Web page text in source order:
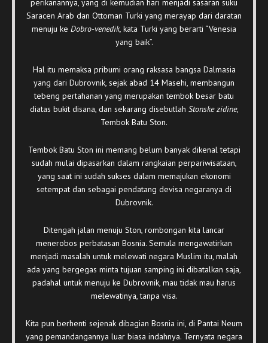
Saracen Arab dan Ottoman Turki yang merayap dari daratan
menuju ke Dobro-venedik, kata Turki yang berarti “Venesia
yang baik”.
Hal itu memaksa pribumi orang raksasa bangsa Dalmasia
yang dari Dubrovnik, sejak abad 14 Masehi, membangun
tebeng pertahanan yang merupakan tembok besar batu
diatas bukit disana, dan sekarang disebutlah Stonske zidine,
Tembok Batu Ston.
Tembok Batu Ston ini memang belum banyak dikenal tetapi
sudah mulai dipasarkan dalam rangkaian perpariwisataan,
yang saat ini sudah sukses dalam memajukan ekonomi
setempat dan sebagai pendatang devisa negaranya di
Dubrovnik.
Ditengah jalan menuju Ston, rombongan kita lancar
menerobos perbatasan Bosnia. Semula mengawatirkan
menjadi masalah untuk melewati negara Muslim itu, malah
ada yang bergegas minta tujuan samping ini dibatalkan saja,
padahal untuk menuju ke Dubrovnik, mau tidak mau harus
melewatinya, tanpa visa.
Kita pun berhenti sejenak dibagian Bosnia ini, di Pantai Neum
yang pemandangannya luar biasa indahnya. Ternyata negara